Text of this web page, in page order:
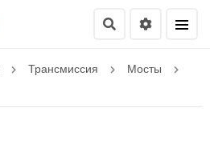
Трансмиссия
Мосты